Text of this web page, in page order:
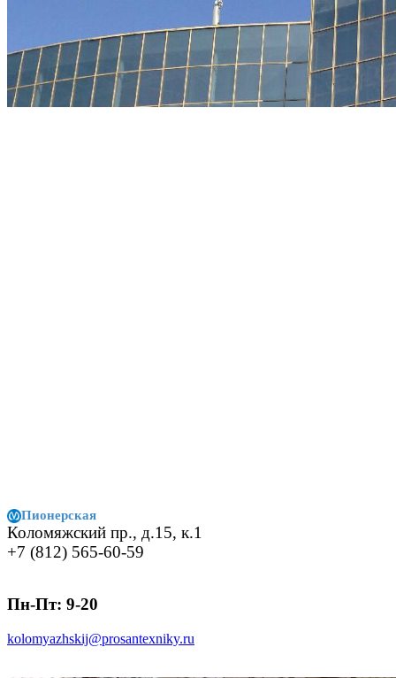
Пионерская
Коломяжский пр., д.15, к.1
+7 (812) 565-60-59
Пн-Пт: 9-20
kolomyazhskij@prosantexniky.ru